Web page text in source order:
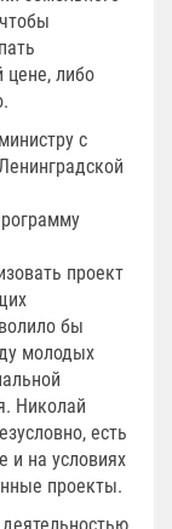
цене, либо
с
проект
бы
молодых
Николай
есть
и на условиях
проекты.